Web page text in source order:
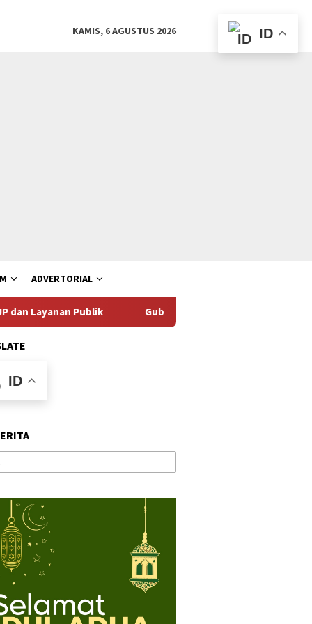
KAMIS, 6 AGUSTUS 2026
ADVERTORIAL
Gubernur Khofifah Bagikan Bendera Merah Putih
ID
ID